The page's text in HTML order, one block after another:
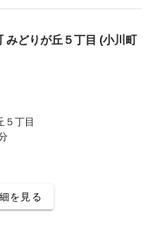
みどりが丘５丁目 (小川町
５丁目
を見る